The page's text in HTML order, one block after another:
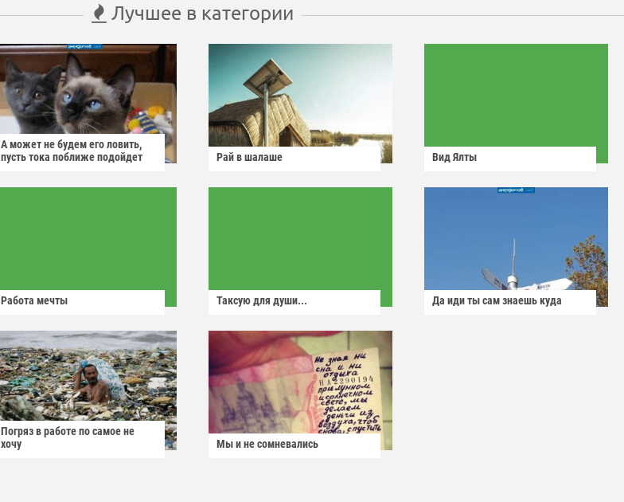
Лучшее в категории
А может не будем его ловить,
пусть тока поближе подойдет
Рай в шалаше Вид Ялты
Работа мечты Таксую для души... Да иди ты сам знаешь куда
Погряз в работе по самое не
хочу
Мы и не сомневались